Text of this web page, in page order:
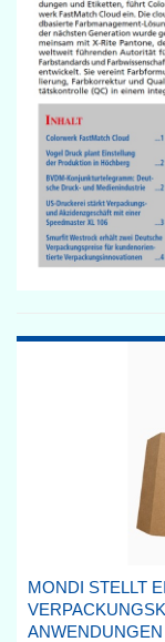
MONDI STELLT